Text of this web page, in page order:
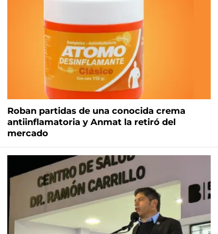
Roban partidas de una conocida crema
antiinflamatoria y Anmat la retiró del
mercado